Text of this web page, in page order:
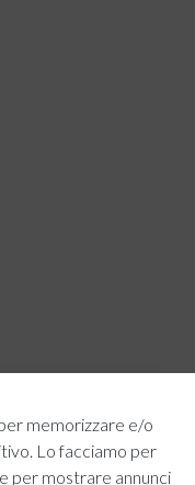
memorizzare e/o
Lo facciamo per
per mostrare annunci